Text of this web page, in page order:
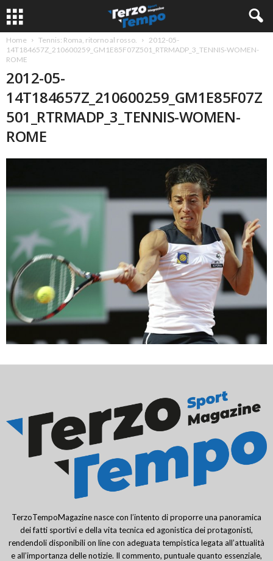
Home Tennis: Roma, ritorno al rosso.
2012-05-
14T184657Z_210600259_GM1E85F07Z501_RTRMADP_3_TENNIS-WOMEN-
ROME
2012-05-
14T184657Z_210600259_GM1E85F07Z
501_RTRMADP_3_TENNIS-WOMEN-
ROME
TerzoTempoMagazine nasce con l’intento di proporre una panoramica
dei fatti sportivi e della vita tecnica ed agonistica dei protagonisti,
rendendoli disponibili on line con adeguata tempistica legata all’attualità
e all’importanza delle notizie. Il commento, puntuale quanto essenziale,